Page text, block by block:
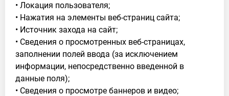
• Локация пользователя;
• Нажатия на элементы веб-страниц сайта;
• Источник захода на сайт;
• Сведения о просмотренных веб-страницах,
заполнении полей ввода (за исключением
информации, непосредственно введенной в
данные поля);
• Сведения о просмотре баннеров и видео;